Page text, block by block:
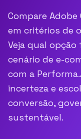
Compare Adobe
em critérios de
Veja qual
cenário de e-
com a
incerteza e
conversão,
sustentável.